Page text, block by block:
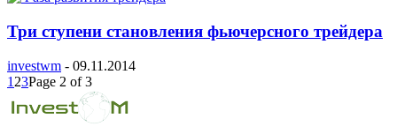
Три ступени становления фьючерсного трейдера
investwm - 09.11.2014
1 23Page 2 of 3